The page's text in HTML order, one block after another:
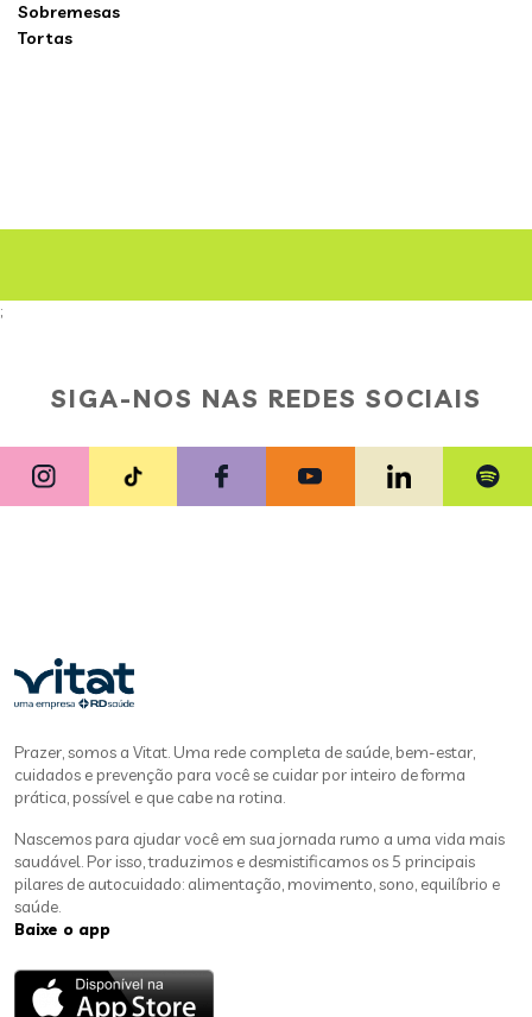
Sobremesas
Tortas
;
SIGA-NOS NAS REDES SOCIAIS
Prazer, somos a Vitat. Uma rede completa de saúde, bem-estar,
cuidados e prevenção para você se cuidar por inteiro de forma
prática, possível e que cabe na rotina.
Nascemos para ajudar você em sua jornada rumo a uma vida mais
saudável. Por isso, traduzimos e desmistificamos os 5 principais
pilares de autocuidado: alimentação, movimento, sono, equilíbrio e
saúde.
Baixe o app